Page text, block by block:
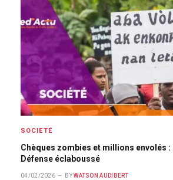
SOCIETÉ
Chèques zombies et millions envolés
Défense éclaboussé
04/02/2026 BY WATSON AUDIBERT